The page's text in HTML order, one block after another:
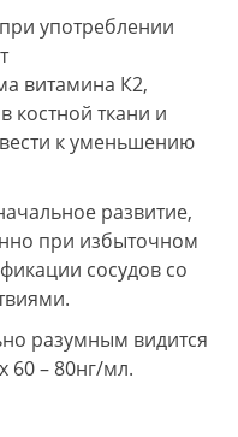
употреблении
витамина К2,
костной ткани и
к уменьшению
развитие,
при избыточном
сосудов со
разумным видится
60 – 80нг/мл.